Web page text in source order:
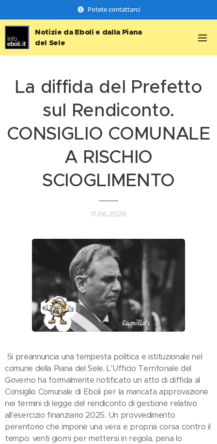
Potete contattarci
Notizie da Eboli e dalla Piana
del Sele
La diffida del Prefetto
sul Rendiconto.
CONSIGLIO COMUNALE
A RISCHIO
SCIOGLIMENTO
11.06.2026
Si preannuncia una tempesta politica e istituzionale nel
comune della Piana del Sele. L'Ufficio Territoriale del
Governo ha formalmente notificato un atto di diffida al
Consiglio Comunale di Eboli per la mancata approvazione
nei termini di legge del rendiconto di gestione relativo
all'esercizio finanziario 2025. Un provvedimento
perentorio che impone una vera e propria corsa contro il
tempo: venti giorni per mettersi in regola, pena lo